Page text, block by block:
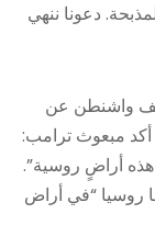
دعونا ننهي
واشنطن عن
أكد مبعوث ترامب:
أراضٍ روسية”.
روسيا “في أراض